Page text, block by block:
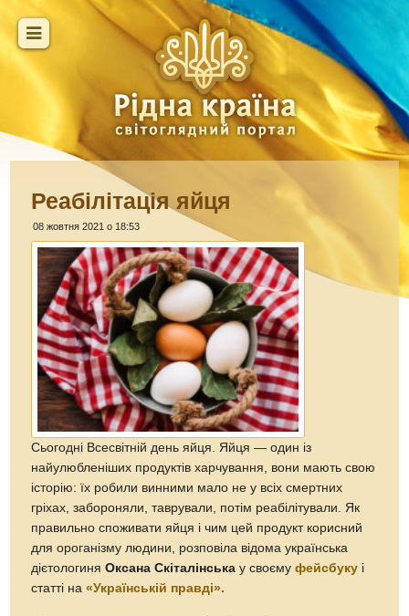
Реабілітація яйця
08 жовтня 2021 о 18:53
Сьогодні Всесвітній день яйця. Яйця — один із
найулюбленіших продуктів харчування, вони мають свою
історію: їх робили винними мало не у всіх смертних
гріхах, забороняли, таврували, потім реабілітували. Як
правильно споживати яйця і чим цей продукт корисний
для ороганізму людини, розповіла відома українська
дієтологиняОксана Скіталінська у своємуфейсбуку і
статті на«Українській правді».